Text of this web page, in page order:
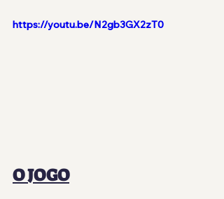
https://youtu.be/N2gb3GX2zT0
O JOGO